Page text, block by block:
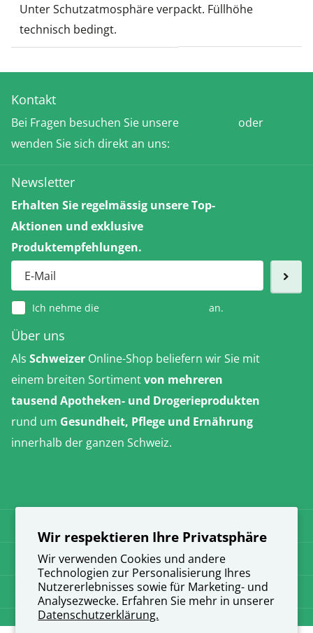
Wir respektieren Ihre Privatsphäre
Wir verwenden Cookies und andere
Technologien zur Personalisierung Ihres
Nutzererlebnisses sowie für Marketing- und
Analysezwecke. Erfahren Sie mehr in unserer
Datenschutzerklärung.
Unter Schutzatmosphäre verpackt. Füllhöhe
technisch bedingt.
Kontakt
Bei Fragen besuchen Sie unsere
oder
wenden Sie sich direkt an uns:
Newsletter
Erhalten Sie regelmässig unsere Top-
Aktionen und exklusive
Produktempfehlungen.
Ich nehme die an.
Über uns
Als Schweizer Online-Shop beliefern wir Sie mit
einem breiten Sortimentvon mehreren
tausend Apotheken- und Drogerieprodukten
rund um Gesundheit, Pflege und Ernährung
innerhalb der ganzen Schweiz.
Datenschutz
Impressum